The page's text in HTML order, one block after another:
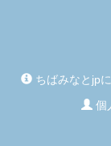
ちばみなとjp
個